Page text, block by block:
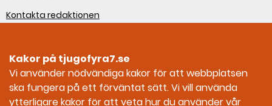
Kontakta redaktionen
Sociala medier
Tjugofyra7 på Facebook
Kakor på tjugofyra7.se
Vi använder nödvändiga kakor för att webbplatsen
ska fungera på ett förväntat sätt. Vi vill använda
ytterligare kakor för att veta hur du använder vår